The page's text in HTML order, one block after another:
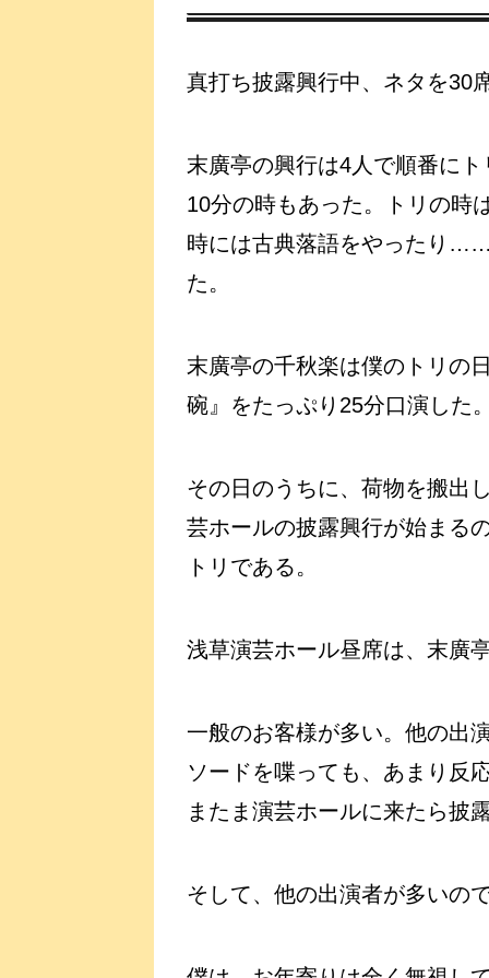
真打ち披露興行中、ネタを30
末廣亭の興行は4人で順番に
10分の時もあった。トリの時
時には古典落語をやったり
た。
末廣亭の千秋楽は僕のトリの
碗』をたっぷり25分口演した
その日のうちに、荷物を搬出
芸ホールの披露興行が始まる
トリである。
浅草演芸ホール昼席は、末廣
一般のお客様が多い。他の
ソードを喋っても、あまり反
またま演芸ホールに来たら
そして、他の出演者が多いの